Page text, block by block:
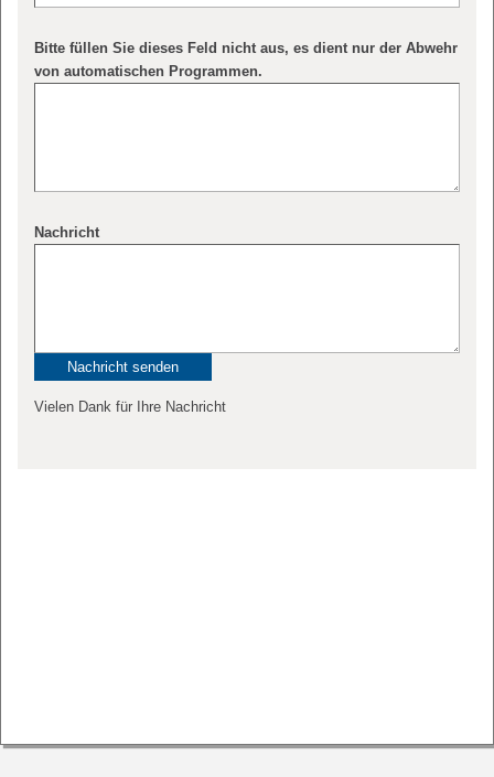
Bitte füllen Sie dieses Feld nicht aus, es dient nur der Abwehr
von automatischen Programmen.
Nachricht
Vielen Dank für Ihre Nachricht